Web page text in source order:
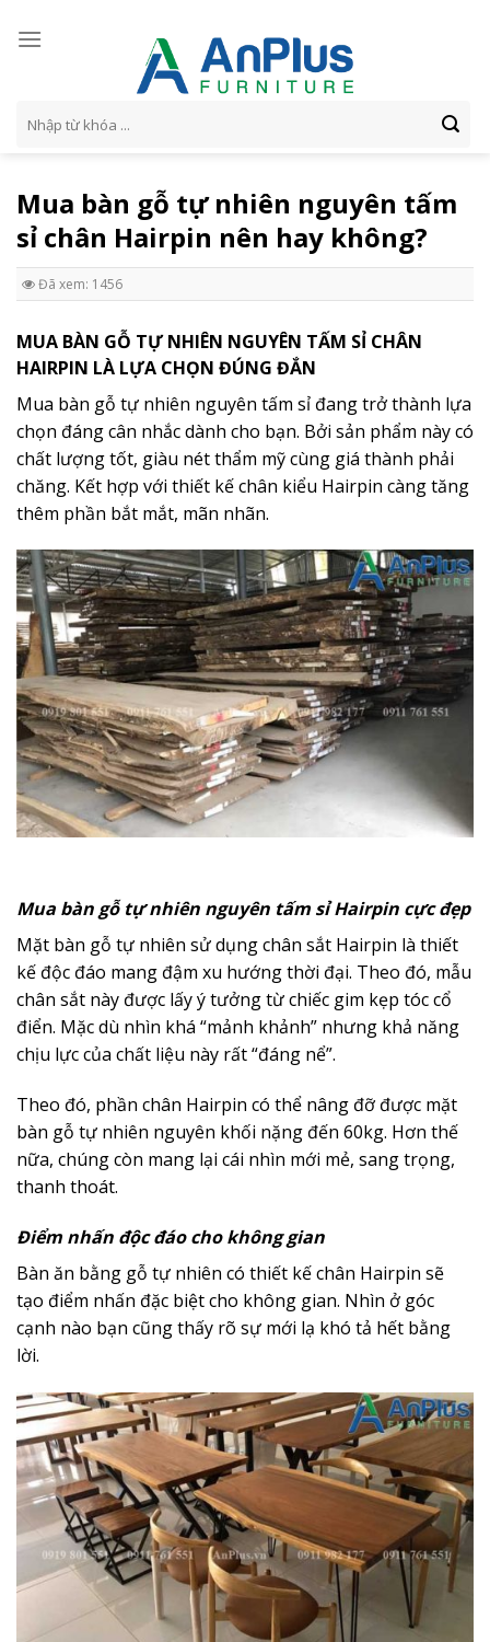
kiếm:
Mua bàn gỗ tự nhiên nguyên tấm
sỉ chân Hairpin nên hay không?
Đã xem: 1456
MUA BÀN GỖ TỰ NHIÊN NGUYÊN TẤM SỈ CHÂN
HAIRPIN LÀ LỰA CHỌN ĐÚNG ĐẮN
Mua bàn gỗ tự nhiên nguyên tấm sỉ đang trở thành lựa
chọn đáng cân nhắc dành cho bạn. Bởi sản phẩm này có
chất lượng tốt, giàu nét thẩm mỹ cùng giá thành phải
chăng. Kết hợp với thiết kế chân kiểu Hairpin càng tăng
thêm phần bắt mắt, mãn nhãn.
Mua bàn gỗ tự nhiên nguyên tấm sỉ Hairpin cực đẹp
Mặt bàn gỗ tự nhiên sử dụng chân sắt Hairpin là thiết
kế độc đáo mang đậm xu hướng thời đại. Theo đó, mẫu
chân sắt này được lấy ý tưởng từ chiếc gim kẹp tóc cổ
điển. Mặc dù nhìn khá “mảnh khảnh” nhưng khả năng
chịu lực của chất liệu này rất “đáng nể”.
Theo đó, phần chân Hairpin có thể nâng đỡ được mặt
bàn gỗ tự nhiên nguyên khối nặng đến 60kg. Hơn thế
nữa, chúng còn mang lại cái nhìn mới mẻ, sang trọng,
thanh thoát.
Điểm nhấn độc đáo cho không gian
Bàn ăn bằng gỗ tự nhiên có thiết kế chân Hairpin sẽ
tạo điểm nhấn đặc biệt cho không gian. Nhìn ở góc
cạnh nào bạn cũng thấy rõ sự mới lạ khó tả hết bằng
lời.